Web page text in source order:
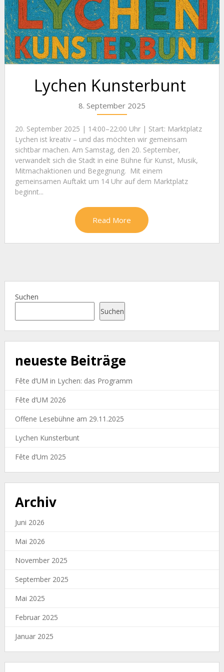
Lychen Kunsterbunt
8. September 2025
20. September 2025 | 14:00–22:00 Uhr | Start: Marktplatz
Lychen ist kreativ – und das möchten wir gemeinsam
sichtbar machen. Am Samstag, den 20. September,
verwandelt sich die Stadt in eine Bühne für Kunst, Musik,
Mitmachaktionen und Begegnung. Mit einem
gemeinsamen Auftakt um 14 Uhr auf dem Marktplatz
beginnt...
Read More
Suchen
Suchen
neueste Beiträge
Fête d’UM in Lychen: das Programm
Fête d’UM 2026
Offene Lesebühne am 29.11.2025
Lychen Kunsterbunt
Fête d’Um 2025
Archiv
Juni 2026
Mai 2026
November 2025
September 2025
Mai 2025
Februar 2025
Januar 2025